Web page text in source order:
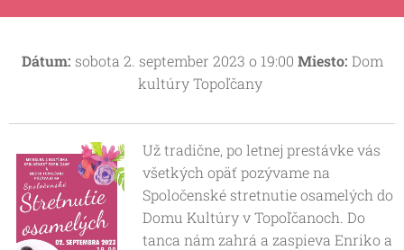
Dátum: sobota 2. september 2023 o 19:00 Miesto: Dom
kultúry Topoľčany
Už tradične, po letnej prestávke vás
všetkých opäť pozývame na
Spoločenské stretnutie osamelých do
Domu Kultúry v Topoľčanoch. Do
tanca nám zahrá a zaspieva Enriko a